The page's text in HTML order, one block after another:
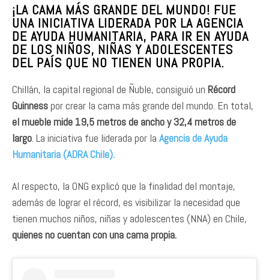
¡LA CAMA MÁS GRANDE DEL MUNDO! FUE
UNA INICIATIVA LIDERADA POR LA AGENCIA
DE AYUDA HUMANITARIA, PARA IR EN AYUDA
DE LOS NIÑOS, NIÑAS Y ADOLESCENTES
DEL PAÍS QUE NO TIENEN UNA PROPIA.
Chillán, la capital regional de Ñuble, consiguió un Récord
Guinnesspor crear la cama más grande del mundo. En total,
el mueble mide 19,5 metros de ancho y 32,4 metros de
largo . La iniciativa fue liderada por la Agencia de Ayuda
Humanitaria (ADRA Chile).
Al respecto, la ONG explicó que la finalidad del montaje,
además de lograr el récord, es visibilizar la necesidad que
tienen muchos niños, niñas y adolescentes (NNA) en Chile,
quienes no cuentan con una cama propia.